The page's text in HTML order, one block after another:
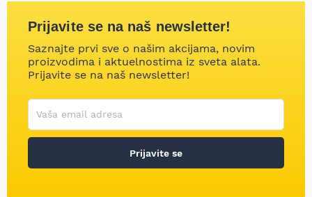
Prijavite se na naš newsletter!
Saznajte prvi sve o našim akcijama, novim
proizvodima i aktuelnostima iz sveta alata.
Prijavite se na naš newsletter!
Korisničko ime
Vaša email adresa
Prijavite se